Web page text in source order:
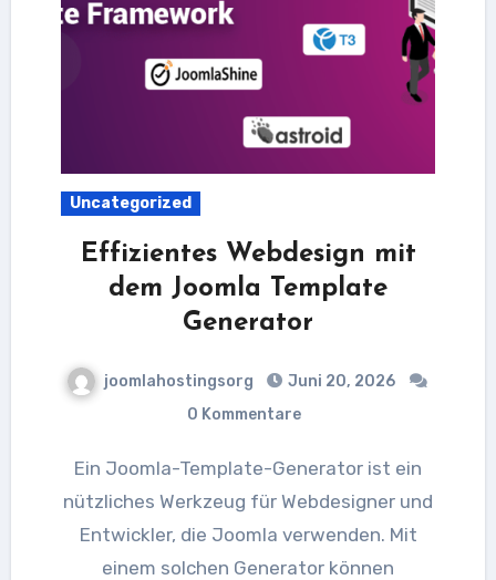
Uncategorized
Effizientes Webdesign mit
dem Joomla Template
Generator
joomlahostingsorg
Juni 20, 2026
0 Kommentare
Ein Joomla-Template-Generator ist ein
nützliches Werkzeug für Webdesigner und
Entwickler, die Joomla verwenden. Mit
einem solchen Generator können